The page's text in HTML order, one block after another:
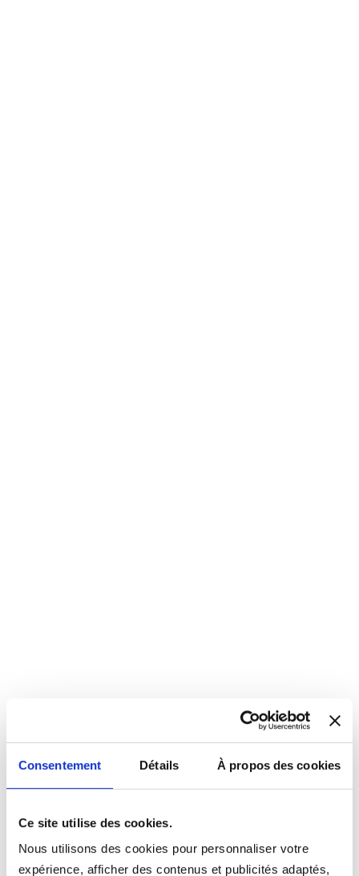
Consentement Détails À propos des cookies
Ce site utilise des cookies.
Nous utilisons des cookies pour personnaliser votre
expérience, afficher des contenus et publicités adaptés,